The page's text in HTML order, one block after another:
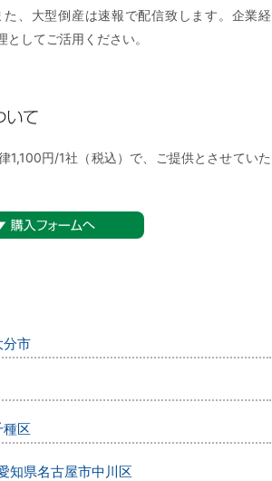
、大型倒産は速報で配信致します。企業経
してご活用ください。
1,100円/1社（税込）で、ご提供とさせていた
分市
区
知県名古屋市中川区